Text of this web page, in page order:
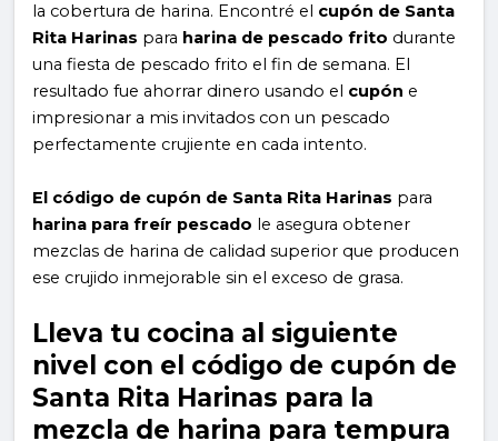
la cobertura de harina. Encontré el cupón de Santa
Rita Harinas para harina de pescado frito durante
una fiesta de pescado frito el fin de semana. El
resultado fue ahorrar dinero usando el cupón e
impresionar a mis invitados con un pescado
perfectamente crujiente en cada intento.
El código de cupón de Santa Rita Harinas para
harina para freír pescado le asegura obtener
mezclas de harina de calidad superior que producen
ese crujido inmejorable sin el exceso de grasa.
Lleva tu cocina al siguiente
nivel con el código de cupón de
Santa Rita Harinas para la
mezcla de harina para tempura